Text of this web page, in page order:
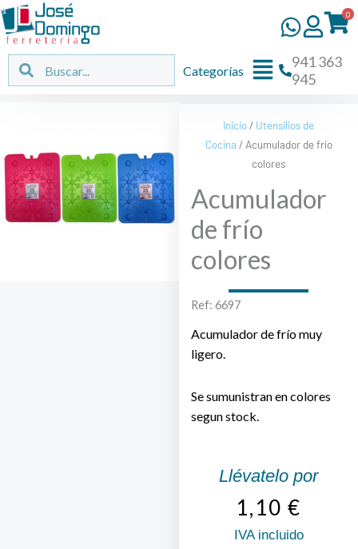
Ir
al
contenido
0
Buscar Buscar
Flyout
Categorías
941 363
945
Inicio / Utensilios de
Cocina / Acumulador de frío
colores
Acumulador
de frío
colores
Ref: 6697
Acumulador de frío muy
ligero.
Se sumunistran en colores
segun stock.
Llévatelo por
1,10 €
IVA incluido